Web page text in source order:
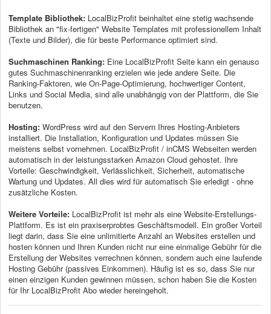
Template Bibliothek: LocalBizProfit beinhaltet eine stetig wachsende
Bibliothek an "fix-fertigen" Website Templates mit professionellem Inhalt
(Texte und Bilder), die für beste Performance optimiert sind.
Suchmaschinen Ranking: Eine LocalBizProfit Seite kann ein genauso
gutes Suchmaschinenranking erzielen wie jede andere Seite. Die
Ranking-Faktoren, wie On-Page-Optimierung, hochwertiger Content,
Links und Social Media, sind alle unabhängig von der Plattform, die Sie
benutzen.
Hosting: WordPress wird auf den Servern Ihres Hosting-Anbieters
installiert. Die Installation, Konfiguration und Updates müssen Sie
meistens selbst vornehmen. LocalBizProfit / inCMS Webseiten werden
automatisch in der leistungsstarken Amazon Cloud gehostet. Ihre
Vorteile: Geschwindigkeit, Verlässlichkeit, Sicherheit, automatische
Wartung und Updates. All dies wird für automatisch Sie erledigt - ohne
zusätzliche Kosten.
Weitere Vorteile: LocalBizProfit ist mehr als eine Website-Erstellungs-
Plattform. Es ist ein praxiserprobtes Geschäftsmodell. Ein großer Vorteil
liegt darin, dass Sie eine unlimitierte Anzahl an Websites erstellen und
hosten können und Ihren Kunden nicht nur eine einmalige Gebühr für die
Erstellung der Websites verrechnen können, sondern auch eine laufende
Hosting Gebühr (passives Einkommen). Häufig ist es so, dass Sie nur
einen einzigen Kunden gewinnen müssen, schon haben Sie die Kosten
für Ihr LocalBizProfit Abo wieder hereingeholt.